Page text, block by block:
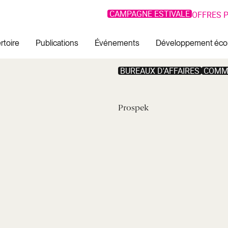
CAMPAGNE ESTIVALE OFFRES
Publications Événements Développement
BUREAUX D'AFFAIRES
Prospek